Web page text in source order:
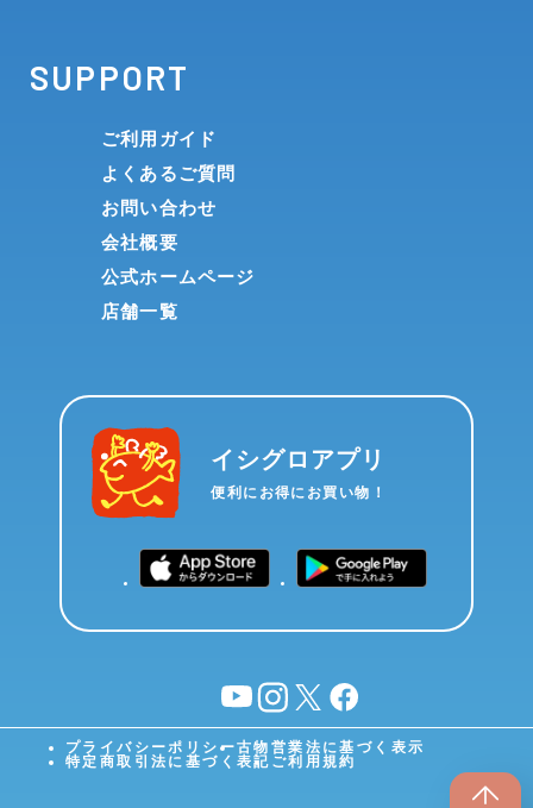
SUPPORT
ご利用ガイド
よくあるご質問
お問い合わせ
会社概要
公式ホームページ
店舗一覧
イシグロアプリ
便利にお得にお買い物！
YouTubeinstagram
X facebook
プライバシーポリシー古物営業法に基づく表示
特定商取引法に基づく表記 ご利用規約